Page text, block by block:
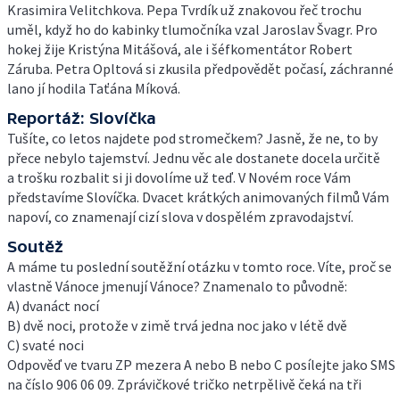
Krasimira Velitchkova. Pepa Tvrdík už znakovou řeč trochu
uměl, když ho do kabinky tlumočníka vzal Jaroslav Švagr. Pro
hokej žije Kristýna Mitášová, ale i šéfkomentátor Robert
Záruba. Petra Opltová si zkusila předpovědět počasí, záchranné
lano jí hodila Taťána Míková.
Reportáž: Slovíčka
Tušíte, co letos najdete pod stromečkem? Jasně, že ne, to by
přece nebylo tajemství. Jednu věc ale dostanete docela určitě
a trošku rozbalit si ji dovolíme už teď. V Novém roce Vám
představíme Slovíčka. Dvacet krátkých animovaných filmů Vám
napoví, co znamenají cizí slova v dospělém zpravodajství.
Soutěž
A máme tu poslední soutěžní otázku v tomto roce. Víte, proč se
vlastně Vánoce jmenují Vánoce? Znamenalo to původně:
A) dvanáct nocí
B) dvě noci, protože v zimě trvá jedna noc jako v létě dvě
C) svaté noci
Odpověď ve tvaru ZP mezera A nebo B nebo C posílejte jako SMS
na číslo 906 06 09. Zprávičkové tričko netrpělivě čeká na tři